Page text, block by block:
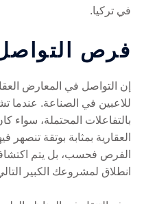
في تركيا.
فرص
إن التواصل في المعارض
للاعبين في الصناعة. عندما
بالتفاعلات المحتملة، سواء
العقارية بمثابة بوتقة
انطلاق لمشروعك الكبير